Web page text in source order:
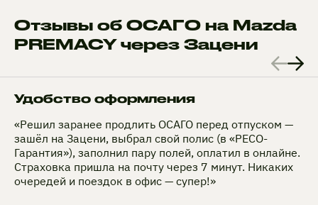
Отзывы об ОСАГО на Mazda
PREMACY через Зацени
Удобство оформления
«Решил заранее продлить ОСАГО перед отпуском —
зашёл на Зацени, выбрал свой полис (в «РЕСО-
Гарантия»), заполнил пару полей, оплатил в онлайне.
Страховка пришла на почту через 7 минут. Никаких
очередей и поездок в офис — супер!»